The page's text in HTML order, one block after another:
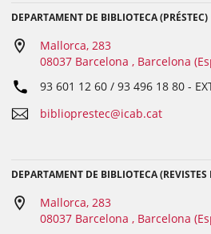
DEPARTAMENT DE BIBLIOTECA (PRÉSTEC)
Mallorca, 283
08037 Barcelona , Barcelona
93 601 12 60 / 93 496 18 80 -
biblioprestec@icab.cat
DEPARTAMENT DE BIBLIOTECA (REVISTES
Mallorca, 283
08037 Barcelona , Barcelona